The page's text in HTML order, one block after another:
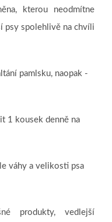
kterou neodmítne
psy spolehlivě na chvíli
pamlsku, naopak -
1 kousek denně na
váhy a velikosti psa
produkty, vedlejší